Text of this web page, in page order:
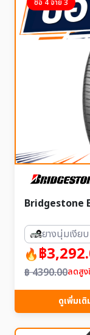
ซื้อ 4 จ่าย 3
Bridgestone
ยางนุ่มเงียบ
฿
฿ 4390.00ลดสูง
ดูเพิ่มเติ